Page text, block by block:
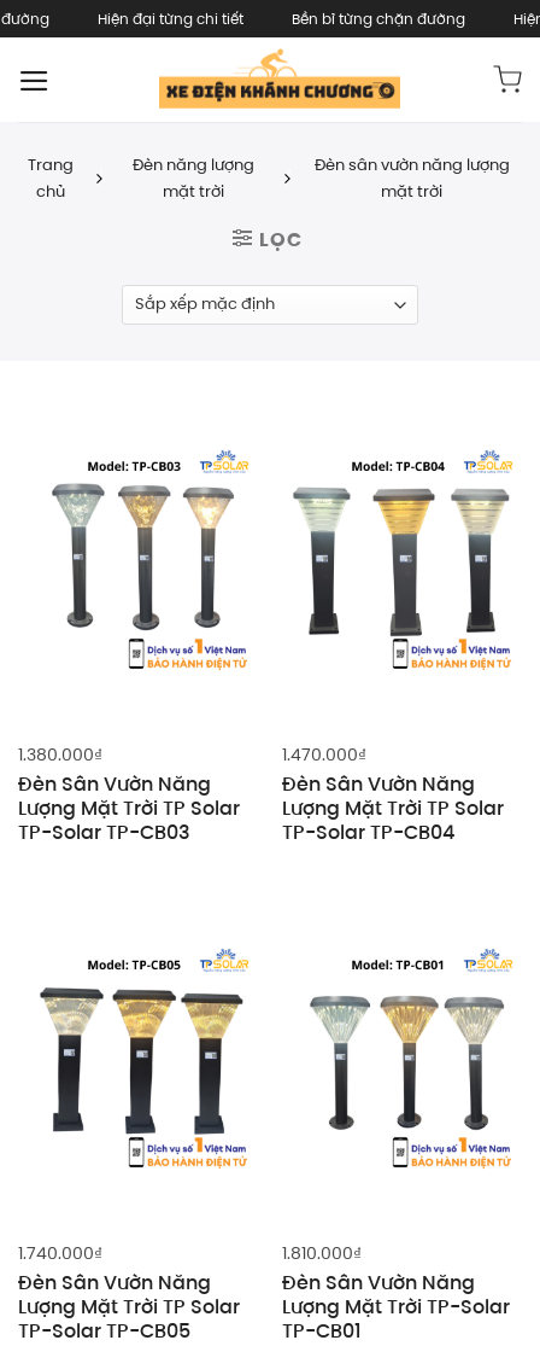
Skip
to
content
Hiện đại từng chi tiết Bền bỉ từng chặn đường Hiện
Trang
chủ
/
Đèn năng lượng
mặt trời
/
Đèn sân vườn năng lượng
mặt trời
LỌC
1.380.000₫
Đèn Sân Vườn Năng
Lượng Mặt Trời TP Solar
TP-Solar TP-CB03
1.470.000₫
Đèn Sân Vườn Năng
Lượng Mặt Trời TP Solar
TP-Solar TP-CB04
1.740.000₫
Đèn Sân Vườn Năng
Lượng Mặt Trời TP Solar
TP-Solar TP-CB05
1.810.000₫
Đèn Sân Vườn Năng
Lượng Mặt Trời TP-Solar
TP-CB01